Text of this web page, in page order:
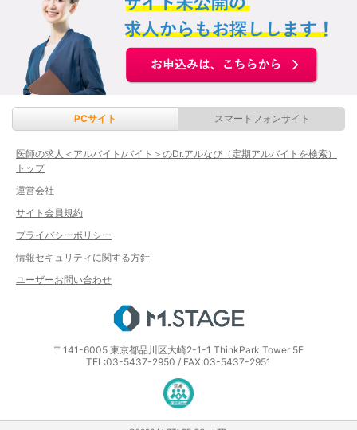
PCサイト スマートフォンサイト
医師の求人＜アルバイト/バイト＞のDr.アルなび（定期アルバイトを検索）
トップ
運営会社
サイト会員規約
プライバシーポリシー
情報セキュリティに関する方針
ユーザーお問い合わせ
〒141-6005 東京都品川区大崎2-1-1 ThinkPark Tower 5F
TEL:03-5437-2950 / FAX:03-5437-2951